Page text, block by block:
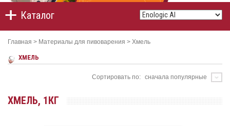
Каталог
Главная > Материалы для пивоварения > Хмель
ХМЕЛЬ
Сортировать по: сначала популярные
ХМЕЛЬ, 1КГ